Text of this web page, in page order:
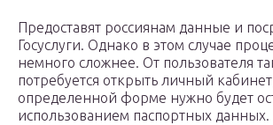
Предоставят россиянам данные и
Госуслуги. Однако в этом случае
немного сложнее. От пользователя
потребуется открыть личный
определенной форме нужно будет
использованием паспортных данных.